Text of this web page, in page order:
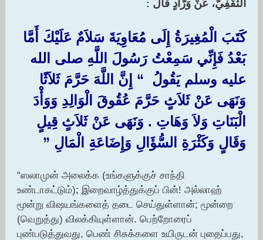
الثَّقَفِيُّ، عَنْ وَرَّادٍ قَالَ :‏
كَتَبَ الْمُغِيرَةُ إِلَى مُعَاوِيَةَ سَلاَمٌ عَلَيْكَ أَمَّا
بَعْدُ فَإِنِّي سَمِعْتُ رَسُولَ اللَّهِ صلى الله
عليه وسلم يَقُولُ ‏ “‏ إِنَّ اللَّهَ حَرَّمَ ثَلاَثًا
وَنَهَى عَنْ ثَلاَثٍ حَرَّمَ عُقُوقَ الْوَالِدِ وَوَأْدَ
الْبَنَاتِ وَلاَ وَهَاتِ ‏.‏ وَنَهَى عَنْ ثَلاَثٍ قِيلٍ
وَقَالٍ وَكَثْرَةِ السُّؤَالِ وَإِضَاعَةِ الْمَالِ ‏”‏
“ஸலாமுன் அலைக்க (உங்களுக்குச் சாந்தி
உண்டாகட்டும்); இறைவாழ்த்துக்குப் பின்! அல்லாஹ்
மூன்று விஷயங்களைத் தடை செய்துள்ளான்; மூன்றை
(வெறுத்து) விலக்கியுள்ளான். பெற்றோரைப்
புண்படுத்துவது, பெண் சிசுக்களை உயிருடன் புதைப்பது,